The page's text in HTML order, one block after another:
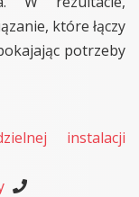
które łączy
potrzeby
instalacji